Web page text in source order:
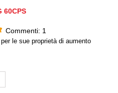
60CPS
Commenti: 1
le sue proprietà di aumento